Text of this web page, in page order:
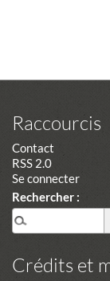
Raccourcis
Contact
RSS 2.0
Se connecter
Rechercher :
Crédits et